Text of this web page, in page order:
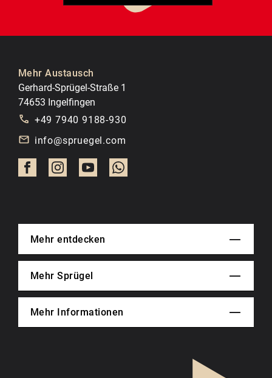
Mehr Austausch
Gerhard-Sprügel-Straße 1
74653 Ingelfingen
+49 7940 9188-930
info@spruegel.com
Mehr entdecken
Mehr Sprügel
Mehr Informationen